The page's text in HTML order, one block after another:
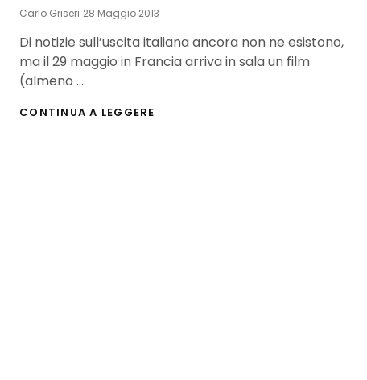
Carlo Griseri Posted
28 Maggio 2013
Di notizie sull’uscita italiana ancora non ne esistono,
ma il 29 maggio in Francia arriva in sala un film
(almeno …
CONTINUA A LEGGERE